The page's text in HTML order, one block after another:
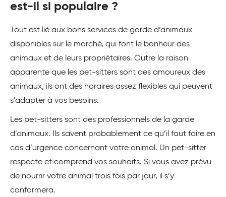
est-il si populaire ?
Tout est lié aux bons services de garde d’animaux
disponibles sur le marché, qui font le bonheur des
animaux et de leurs propriétaires. Outre la raison
apparente que les pet-sitters sont des amoureux des
animaux, ils ont des horaires assez flexibles qui peuvent
s’adapter à vos besoins.
Les pet-sitters sont des professionnels de la garde
d’animaux. Ils savent probablement ce qu’il faut faire en
cas d’urgence concernant votre animal. Un pet-sitter
respecte et comprend vos souhaits. Si vous avez prévu
de nourrir votre animal trois fois par jour, il s’y
conformera.